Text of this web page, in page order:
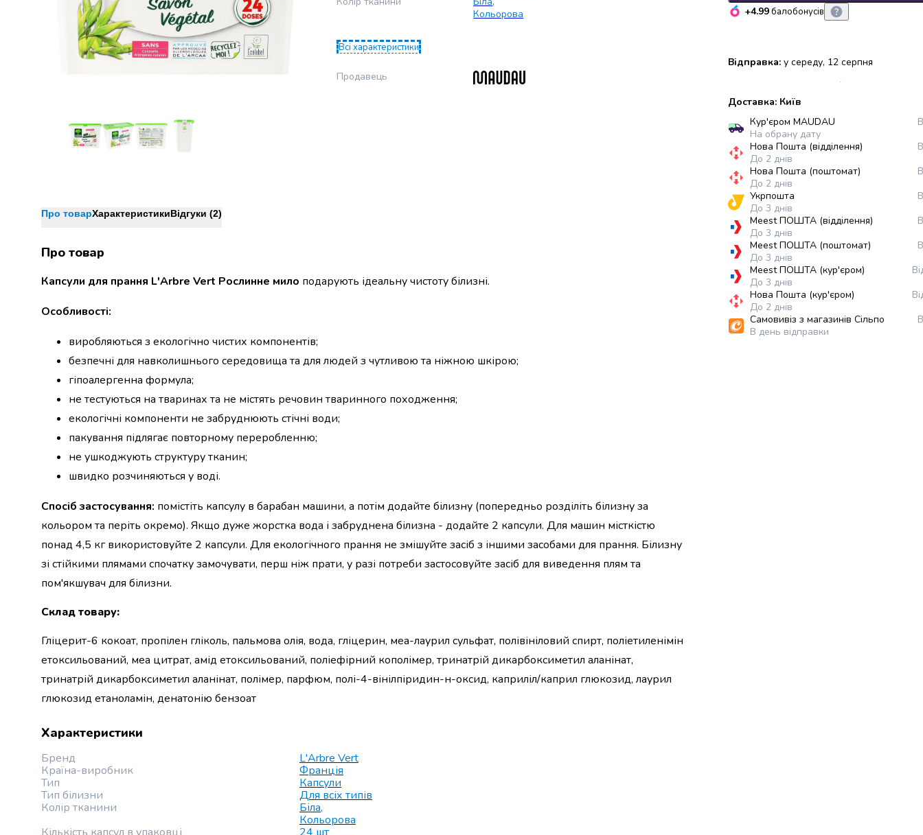
Джин
Ром
Текіла
і
мескаль
Настоянки,
бальзами,
алкоголь
Сидри
меди
Подарункові
алкоголю
Продукти
напої
Бакалія
Олія
Макаронні
вироби
Сухі
сніданки
швидкого
приготування
Спеції
та
приправи
для
випічки
Борошно
Приправа
перець
Кухонна
сіль
Продукти
для
і
Желе
Кольорова
Всі характеристики
Продавець
Про товарХарактеристикиВідгуки (2)
Про товар
Капсули для прання L'Arbre Vert Рослинне мило подарують ідеальну чистоту білизні.
Особливості:
виробляються з екологічно чистих компонентів;
безпечні для навколишнього середовища та для людей з чутливою та ніжною шкірою;
гіпоалергенна формула;
не тестуються на тваринах та не містять речовин тваринного походження;
екологічні компоненти не забруднюють стічні води;
пакування підлягає повторному переробленню;
не ушкоджують структуру тканин;
швидко розчиняються у воді.
Спосіб застосування: помістіть капсулу в барабан машини, а потім додайте білизну (попередньо розділіть білизну за
кольором та періть окремо). Якщо дуже жорстка вода і забруднена білизна - додайте 2 капсули. Для машин місткістю
понад 4,5 кг використовуйте 2 капсули. Для екологічного прання не змішуйте засіб з іншими засобами для прання. Білизну
зі стійкими плямами спочатку замочувати, перш ніж прати, у разі потреби застосовуйте засіб для виведення плям та
пом'якшувач для білизни.
Склад товару:
Гліцерит-6 кокоат, пропілен гліколь, пальмова олія, вода, гліцерин, меа-лаурил сульфат, полівініловий спирт, поліетиленімін
етоксильований, меа цитрат, амід етоксильований, поліефірний кополімер, тринатрій дикарбоксиметил аланінат,
тринатрій дикарбоксиметил аланінат, полімер, парфюм, полі-4-вінілпіридин-н-оксид, каприліл/каприл глюкозид, лаурил
глюкозид етаноламін, денатонію бензоат
Характеристики
Бренд
L'Arbre Vert
Країна-виробник
Франція
Тип
Капсули
Тип білизни
Для всіх типів
Колір тканини
Біла,
Кольорова
+4.99балобонусів
Відправка: у середу, 12 серпня
Доставка: Київ
Кур'єром MAUDAU
На обрану дату
Нова Пошта (відділення)
До 2 днів
Нова Пошта (поштомат)
До 2 днів
Укрпошта
До 3 днів
Meest ПОШТА (відділення)
До 3 днів
Meest ПОШТА (поштомат)
До 3 днів
Meest ПОШТА (кур'єром)
До 3 днів
Нова Пошта (кур'єром)
До 2 днів
Самовивіз з магазинів Сільпо
В день відправки